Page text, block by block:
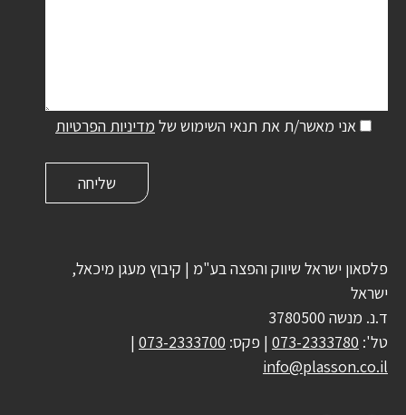
אני מאשר/ת את תנאי השימוש של מדיניות הפרטיות
פלסאון ישראל שיווק והפצה בע"מ | קיבוץ מעגן מיכאל,
ישראל
ד.נ. מנשה 3780500
טל': 073-2333780 | פקס: 073-2333700
|
info@plasson.co.il